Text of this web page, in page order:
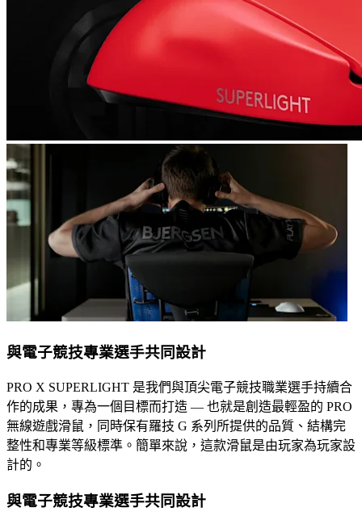
與電子競技專業選手共同設計
PRO X SUPERLIGHT 是我們與頂尖電子競技職業選手持續合
作的成果，專為一個目標而打造 — 也就是創造最輕盈的 PRO
無線遊戲滑鼠，同時保有羅技 G 系列所提供的品質、結構完
整性和專業等級標準。簡單來說，這款滑鼠是由玩家為玩家設
計的。
與電子競技專業選手共同設計